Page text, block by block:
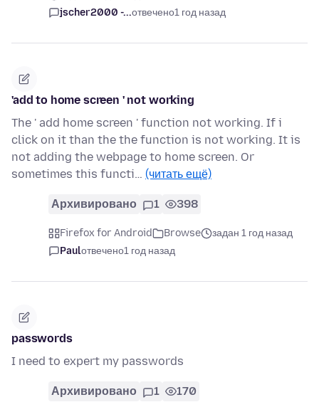
jscher2000 -...отвечено1 год назад
'add to home screen ' not working
The ' add home screen ' function not working. If i
click on it than the the function is not working. It is
not adding the webpage to home screen. Or
sometimes this functi… (читать ещё)
Архивировано 1 398
Firefox for Android Browse
задан 1 год назад
Paulотвечено1 год назад
passwords
I need to expert my passwords
Архивировано 1 170